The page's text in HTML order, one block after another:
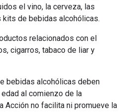
el vino, la cerveza, las
de bebidas alcohólicas.
relacionados con el
cigarros, tabaco de liar y
bebidas alcohólicas deben
al comienzo de la
Acción no facilita ni promueve la